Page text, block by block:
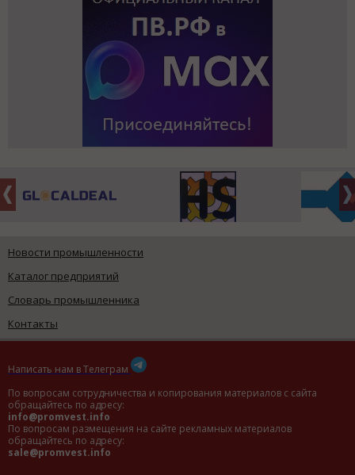
Новости промышленности
Каталог предприятий
Словарь промышленника
Контакты
Написать нам в Телеграм
По вопросам сотрудничества и копирования материалов с сайта
обращайтесь по адресу:
info@promvest.info
По вопросам размещения на сайте рекламных материалов
обращайтесь по адресу:
sale@promvest.info